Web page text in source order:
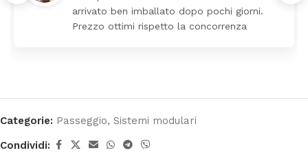
arrivato ben imballato dopo pochi giorni.
Prezzo ottimi rispetto la concorrenza
Categorie: Passeggio, Sistemi modulari
Condividi: